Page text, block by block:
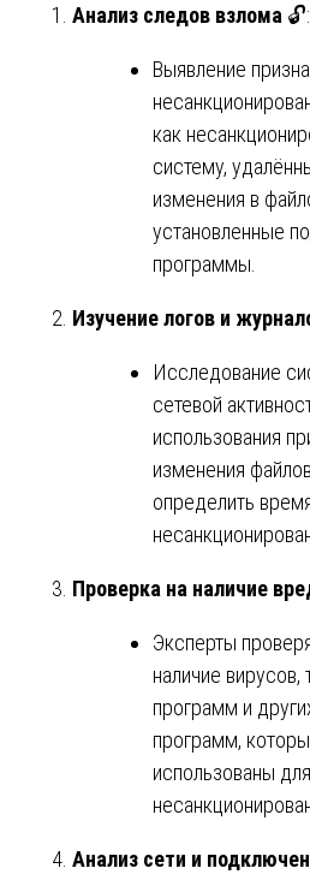
Анализ следов взлома 🔓:
Выявление
как
систему,
изменения в
установленные
программы.
Изучение логов и
Исследование
сетевой
использования
изменения
определить
Проверка на наличие
Эксперты
наличие вирусов,
программ и
программ,
использованы для
Анализ сети и